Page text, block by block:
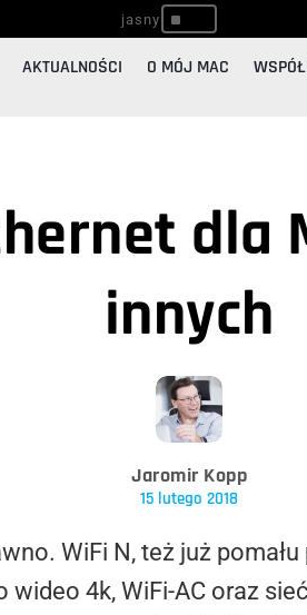
^
AKTUALNOŚCI O MÓJ MAC
dla
innych
Jaromir Kopp
15 lutego 2018
WiFi N, też już
wideo 4k, WiFi-AC oraz